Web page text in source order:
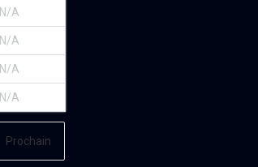
Prochain
N/A
N/A
N/A
N/A